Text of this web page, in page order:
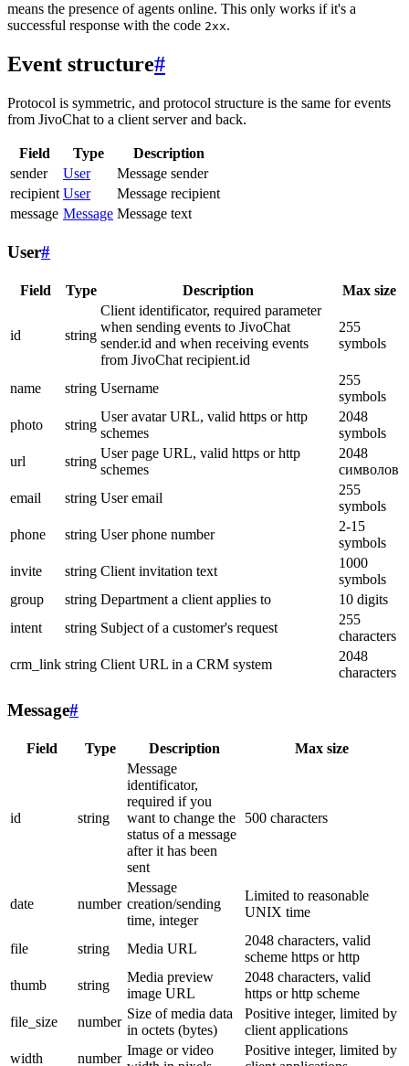
means the presence of agents online. This only works if it's a
successful response with the code 2xx.
Event structure#
Protocol is symmetric, and protocol structure is the same for events
from JivoChat to a client server and back.
Field Type
Description
sender
User
Message sender
recipient User
Message recipient
message Message Message text
User#
Field Type Description Max size
id string
Client identificator, required parameter
when sending events to JivoChat
sender.id and when receiving events
from JivoChat recipient.id
255
symbols
name string Username
255
symbols
photo
string
User avatar URL, valid https or http
schemes
2048
symbols
url
string
User page URL, valid https or http
schemes
2048
символов
email
string User email
255
symbols
phone
string User phone number
2-15
symbols
invite
string Client invitation text
1000
symbols
group
string Department a client applies to
10 digits
intent
string Subject of a customer's request
255
characters
crm_link string Client URL in a CRM system
2048
characters
Message#
Field Type Description Max size
id string
Message
identificator,
required if you
want to change the
status of a message
after it has been
sent
500 characters
date number
Message
creation/sending
time, integer
Limited to reasonable
UNIX time
file string Media URL
2048 characters, valid
scheme https or http
thumb
string
Media preview
image URL
2048 characters, valid
https or http scheme
file_size
number
Size of media data
in octets (bytes)
Positive integer, limited by
client applications
width
number
Image or video
Positive integer, limited by